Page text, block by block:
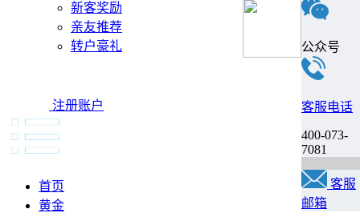
新客奖励
亲友推荐
转户豪礼
注册账户
首页
黄金
公众号
客服电话
400-073-
7081
客服
邮箱